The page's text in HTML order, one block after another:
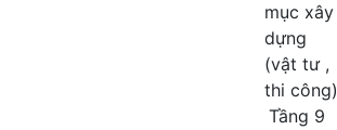
mục xây
dựng
(vật tư ,
thi công)
Tầng 9